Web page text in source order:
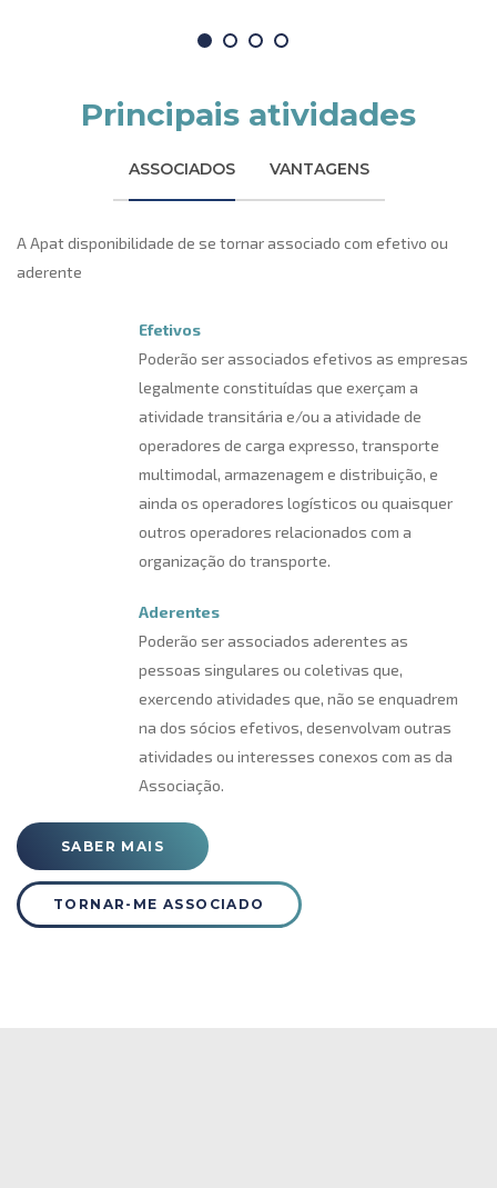
Principais atividades
ASSOCIADOS VANTAGENS
A Apat disponibilidade de se tornar associado com efetivo ou
aderente
Efetivos
Poderão ser associados efetivos as empresas
legalmente constituídas que exerçam a
atividade transitária e/ou a atividade de
operadores de carga expresso, transporte
multimodal, armazenagem e distribuição, e
ainda os operadores logísticos ou quaisquer
outros operadores relacionados com a
organização do transporte.
Aderentes
Poderão ser associados aderentes as
pessoas singulares ou coletivas que,
exercendo atividades que, não se enquadrem
na dos sócios efetivos, desenvolvam outras
atividades ou interesses conexos com as da
Associação.
SABER MAIS
TORNAR-ME ASSOCIADO